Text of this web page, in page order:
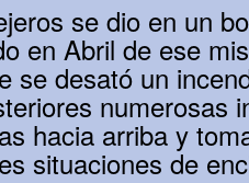
se dio en un
en Abril de ese
se desató un
numerosas
hacia arriba y
situaciones de